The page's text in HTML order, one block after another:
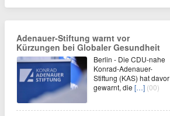
Adenauer-Stiftung warnt vor
Kürzungen bei Globaler Gesundheit
Berlin - Die CDU-nahe
Konrad-Adenauer-
Stiftung (KAS) hat davor
gewarnt, die […] (00)